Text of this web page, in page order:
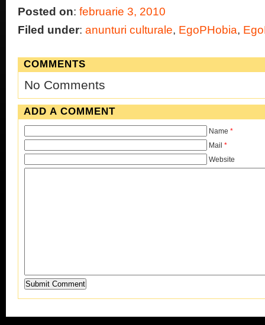
Posted on: februarie 3, 2010
Filed under: anunturi culturale, EgoPHobia,
COMMENTS
No Comments
ADD A COMMENT
Name *
Mail *
Website
Submit Comment